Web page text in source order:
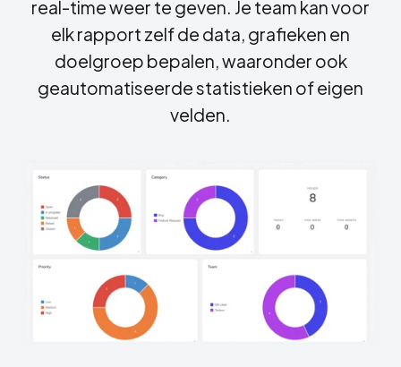
real-time weer te geven. Je team kan voor
elk rapport zelf de data, grafieken en
doelgroep bepalen, waaronder ook
geautomatiseerde statistieken of eigen
velden.